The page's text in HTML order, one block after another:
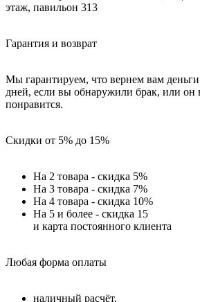
этаж, павильон 313
Гарантия и возврат
Мы гарантируем, что вернем вам деньги
дней, если вы обнаружили брак, или он
понравится.
Скидки от 5% до 15%
На 2 товара - скидка 5%
На 3 товара - скидка 7%
На 4 товара - скидка 10%
На 5 и более - скидка 15
и карта постоянного клиента
Любая форма оплаты
наличный расчёт,